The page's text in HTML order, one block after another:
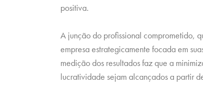
positiva.
A junção do profissional comprometido,
empresa estrategicamente focada em
medição dos resultados faz que a
lucratividade sejam alcançados a partir